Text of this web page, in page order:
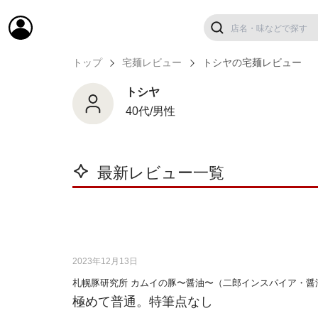
トップ 宅麺レビュー トシヤの宅麺レビュー
トシヤ
40代/男性
最新レビュー一覧
2023年12月13日
札幌豚研究所 カムイの豚〜醤油〜（二郎インスパイア・醤
極めて普通。特筆点なし